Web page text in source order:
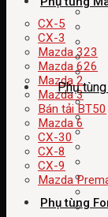
CX-5
CX-3
Mazda 323
Mazda 626
Mazda 2
Mazda 3
Bán tải BT50
Mazda 6
CX-30
CX-8
CX-9
Mazda
Phụ tùng
Phụ